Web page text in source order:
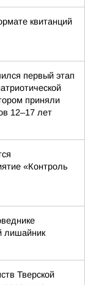
квитанций
первый этап
приняли
12–17 лет
«Контроль
лишайник
Тверской